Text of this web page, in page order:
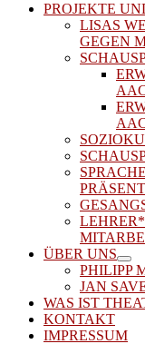
PROJEKTE
LISAS
GEGEN
ÜBER UNS
PHILIPP
JAN
WAS IST
KONTAKT
IMPRESSUM